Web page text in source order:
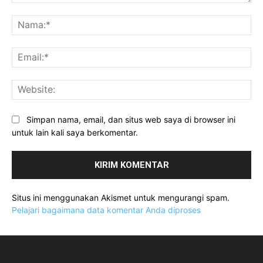
Simpan nama, email, dan situs web saya di browser ini
untuk lain kali saya berkomentar.
Situs ini menggunakan Akismet untuk mengurangi spam.
Pelajari bagaimana data komentar Anda diproses